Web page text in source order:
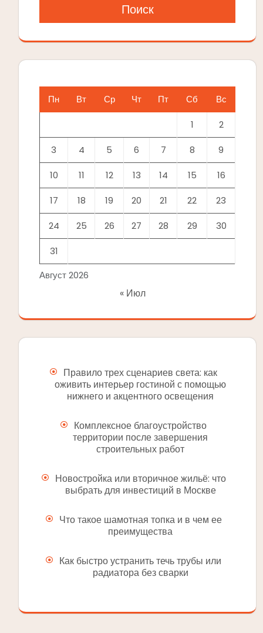
Поиск
Август 2026
Пн Вт Ср Чт Пт Сб Вс
1 2
3 4 5 6 7 8 9
10 11 12 13 14 15 16
17 18 19 20 21 22 23
24 25 26 27 28 29 30
31
« Июл
Правило трех сценариев света: как
оживить интерьер гостиной с помощью
нижнего и акцентного освещения
Комплексное благоустройство
территории после завершения
строительных работ
Новостройка или вторичное жильё: что
выбрать для инвестиций в Москве
Что такое шамотная топка и в чем ее
преимущества
Как быстро устранить течь трубы или
радиатора без сварки